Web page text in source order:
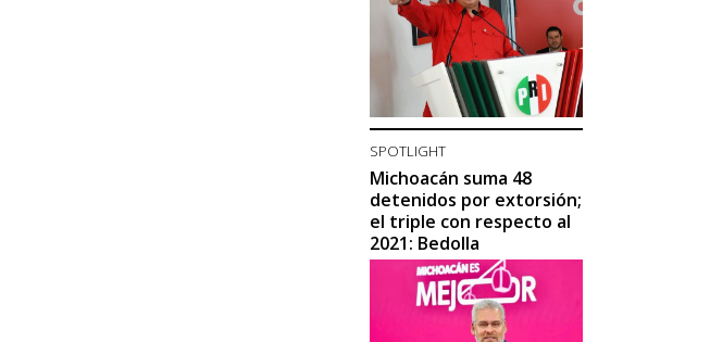
SPOTLIGHT
Michoacán suma 48
detenidos por extorsión;
el triple con respecto al
2021: Bedolla